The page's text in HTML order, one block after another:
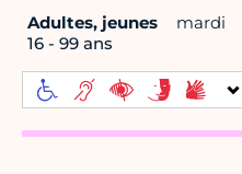
Adultes, jeunes
16 - 99 ans
mardi